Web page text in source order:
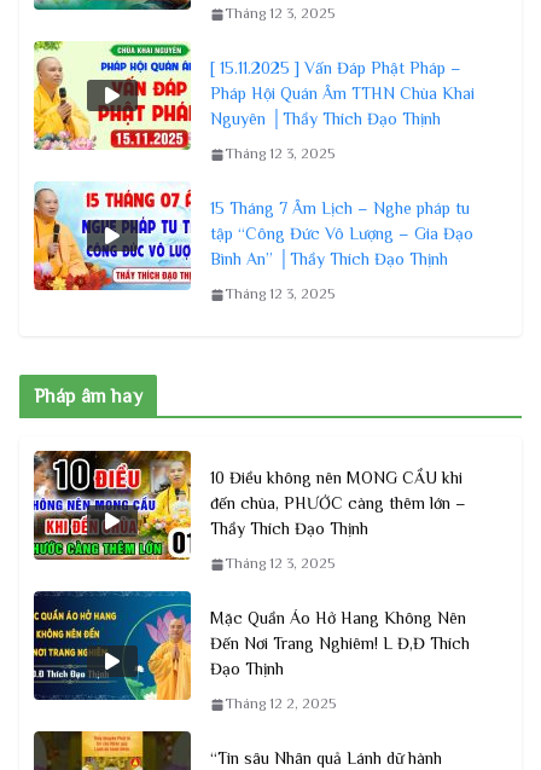
Tháng 12 3, 2025
[ 15.11.2025 ] Vấn Đáp Phật Pháp –
Pháp Hội Quán Âm TTHN Chùa Khai
Nguyên │Thầy Thích Đạo Thịnh
Tháng 12 3, 2025
15 Tháng 7 Âm Lịch – Nghe pháp tu
tập “Công Đức Vô Lượng – Gia Đạo
Bình An” │Thầy Thích Đạo Thịnh
Tháng 12 3, 2025
Pháp âm hay
10 Điều không nên MONG CẦU khi
đến chùa, PHƯỚC càng thêm lớn –
Thầy Thích Đạo Thịnh
Tháng 12 3, 2025
Mặc Quần Áo Hở Hang Không Nên
Đến Nơi Trang Nghiêm! L Đ,Đ Thích
Đạo Thịnh
Tháng 12 2, 2025
“Tin sâu Nhân quả Lánh dữ hành